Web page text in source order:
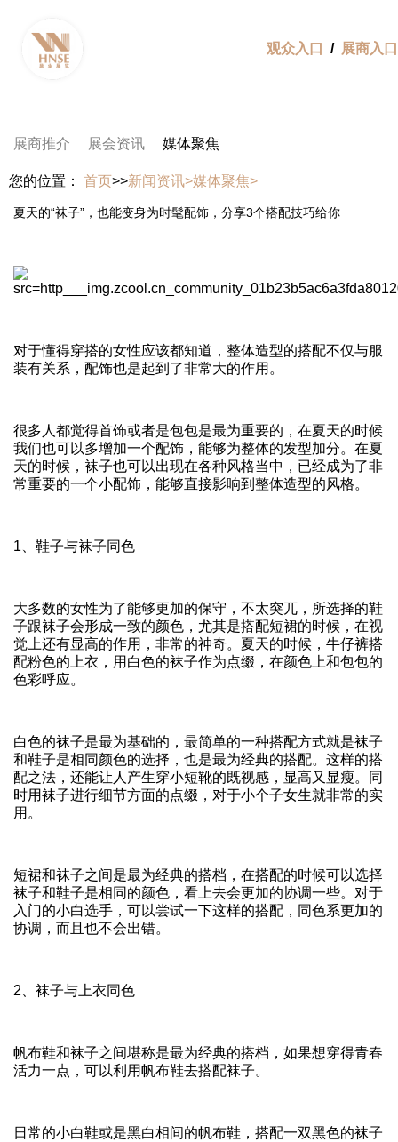
观众入口 / 展商入口
展商推介 展会资讯 媒体聚焦
您的位置： 首页>>新闻资讯>媒体聚焦>
夏天的“袜子”，也能变身为时髦配饰，分享3个搭配技巧给你
对于懂得穿搭的女性应该都知道，整体造型的搭配不仅与服
装有关系，配饰也是起到了非常大的作用。
很多人都觉得首饰或者是包包是最为重要的，在夏天的时候
我们也可以多增加一个配饰，能够为整体的发型加分。在夏
天的时候，袜子也可以出现在各种风格当中，已经成为了非
常重要的一个小配饰，能够直接影响到整体造型的风格。
1、鞋子与袜子同色
大多数的女性为了能够更加的保守，不太突兀，所选择的鞋
子跟袜子会形成一致的颜色，尤其是搭配短裙的时候，在视
觉上还有显高的作用，非常的神奇。夏天的时候，牛仔裤搭
配粉色的上衣，用白色的袜子作为点缀，在颜色上和包包的
色彩呼应。
白色的袜子是最为基础的，最简单的一种搭配方式就是袜子
和鞋子是相同颜色的选择，也是最为经典的搭配。这样的搭
配之法，还能让人产生穿小短靴的既视感，显高又显瘦。同
时用袜子进行细节方面的点缀，对于小个子女生就非常的实
用。
短裙和袜子之间是最为经典的搭档，在搭配的时候可以选择
袜子和鞋子是相同的颜色，看上去会更加的协调一些。对于
入门的小白选手，可以尝试一下这样的搭配，同色系更加的
协调，而且也不会出错。
2、袜子与上衣同色
帆布鞋和袜子之间堪称是最为经典的搭档，如果想穿得青春
活力一点，可以利用帆布鞋去搭配袜子。
日常的小白鞋或是黑白相间的帆布鞋，搭配一双黑色的袜子